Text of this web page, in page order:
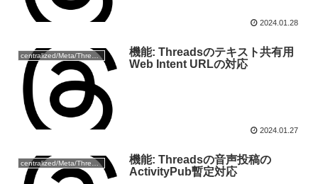
2024.01.28
centralized/Meta/Threads
機能: Threadsのテキスト共有用
Web Intent URLの対応
2024.01.27
centralized/Meta/Threads
機能: Threadsの音声投稿の
ActivityPub暫定対応